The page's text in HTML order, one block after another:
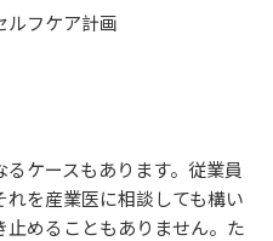
ルフケア計画
ケースもあります。従業員
を産業医に相談しても構い
めることもありません。た